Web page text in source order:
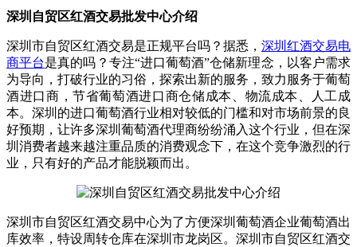
深圳自贸区红酒交易批发中心介绍
深圳市自贸区红酒交易是正规平台吗？据悉， 深圳红酒交易电
商平台是真的吗？专注“进口葡萄酒”仓储新理念，以客户需求
为导向，打破行业的习俗，探索出新的服务，致力服务于葡萄
酒进口商，节省葡萄酒进口商仓储成本、物流成本、人工成
本。深圳的进口葡萄酒行业相对较低的门槛和对市场前景的良
好预期，让许多深圳葡萄酒代理商纷纷涌入这个行业，但在深
圳消费者越来越注重品质的消费观念下，在这个竞争激烈的行
业，只有好的产品才能脱颖而出。
深圳市自贸区红酒交易中心为了方便深圳葡萄酒企业葡萄酒出
库效率，特设周转仓库在深圳市龙岗区。深圳市自贸区红酒交